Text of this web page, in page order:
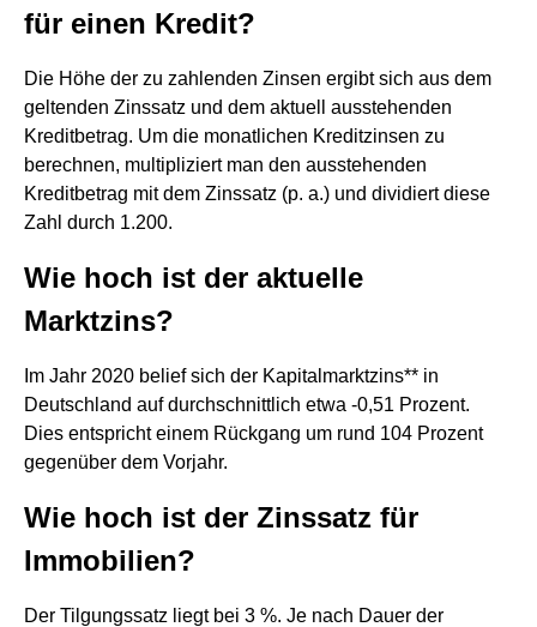
für einen Kredit?
Die Höhe der zu zahlenden Zinsen ergibt sich aus dem
geltenden Zinssatz und dem aktuell ausstehenden
Kreditbetrag. Um die monatlichen Kreditzinsen zu
berechnen, multipliziert man den ausstehenden
Kreditbetrag mit dem Zinssatz (p. a.) und dividiert diese
Zahl durch 1.200.
Wie hoch ist der aktuelle
Marktzins?
Im Jahr 2020 belief sich der Kapitalmarktzins** in
Deutschland auf durchschnittlich etwa -0,51 Prozent.
Dies entspricht einem Rückgang um rund 104 Prozent
gegenüber dem Vorjahr.
Wie hoch ist der Zinssatz für
Immobilien?
Der Tilgungssatz liegt bei 3 %. Je nach Dauer der